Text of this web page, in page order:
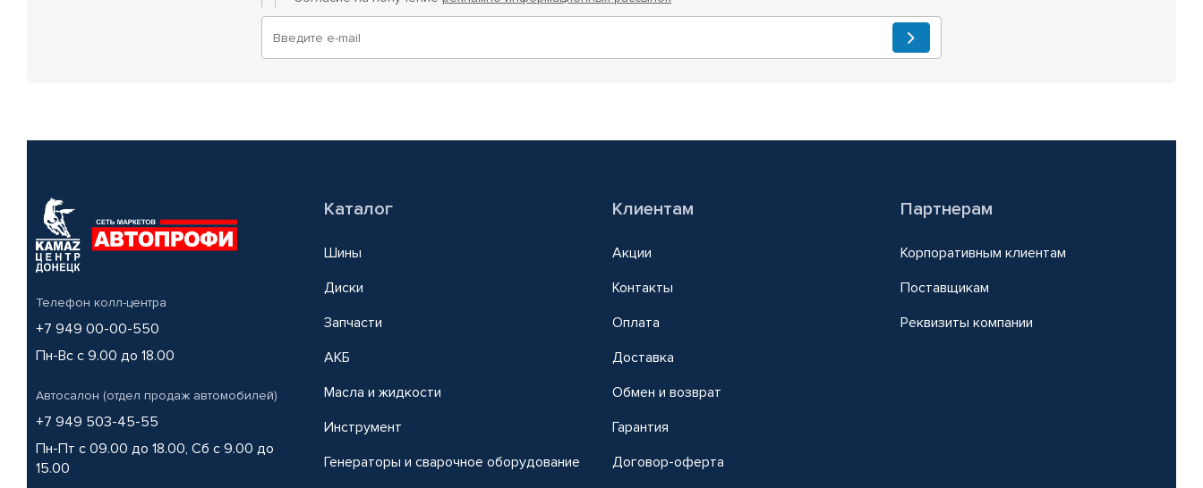
Телефон колл-центра
+7 949 00-00-550
Пн-Вс с 9.00 до 18.00
Автосалон (отдел продаж автомобилей)
+7 949 503-45-55
Пн-Пт с 09.00 до 18.00, Сб с 9.00 до
15.00
Каталог
Шины
Диски
Запчасти
АКБ
Масла и жидкости
Инструмент
Генераторы и сварочное оборудование
Клиентам
Акции
Контакты
Оплата
Доставка
Обмен и возврат
Гарантия
Договор-оферта
Партнерам
Корпоративным клиентам
Поставщикам
Реквизиты компании